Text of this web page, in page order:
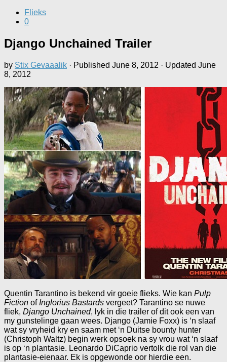
Flieks
0
Django Unchained Trailer
by Stix Gevaaalik · Published June 8, 2012 · Updated June
8, 2012
Quentin Tarantino is bekend vir goeie flieks. Wie kan Pulp
Fiction of Inglorius Bastards vergeet? Tarantino se nuwe
fliek, Django Unchained, lyk in die trailer of dit ook een van
my gunstelinge gaan wees. Django (Jamie Foxx) is ‘n slaaf
wat sy vryheid kry en saam met ‘n Duitse bounty hunter
(Christoph Waltz) begin werk opsoek na sy vrou wat ‘n slaaf
is op ‘n plantasie. Leonardo DiCaprio vertolk die rol van die
plantasie-eienaar. Ek is opgewonde oor hierdie een.